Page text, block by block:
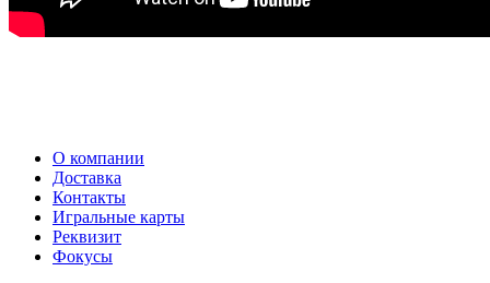
О компании
Доставка
Контакты
Игральные карты
Реквизит
Фокусы